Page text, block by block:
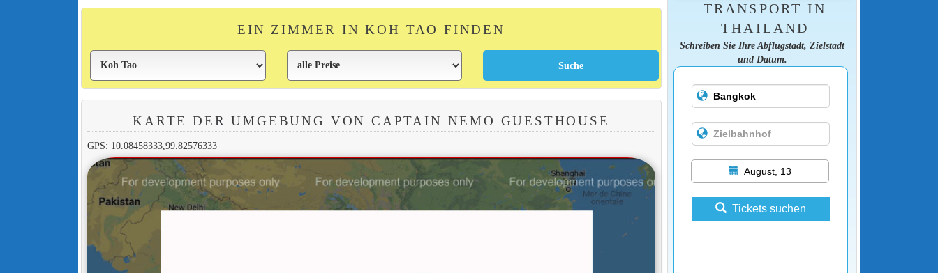
EIN ZIMMER IN KOH TAO FINDEN
KARTE DER UMGEBUNG VON CAPTAIN NEMO GUESTHOUSE
GPS: 10.08458333,99.82576333
TRANSPORT IN
THAILAND
Schreiben Sie Ihre Abflugstadt, Zielstadt
und Datum.
August, 13
Tickets suchen